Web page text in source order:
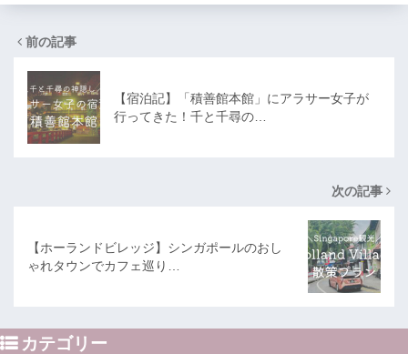
前の記事
【宿泊記】「積善館本館」にアラサー女子が
行ってきた！千と千尋の…
次の記事
【ホーランドビレッジ】シンガポールのおし
ゃれタウンでカフェ巡り…
カテゴリー